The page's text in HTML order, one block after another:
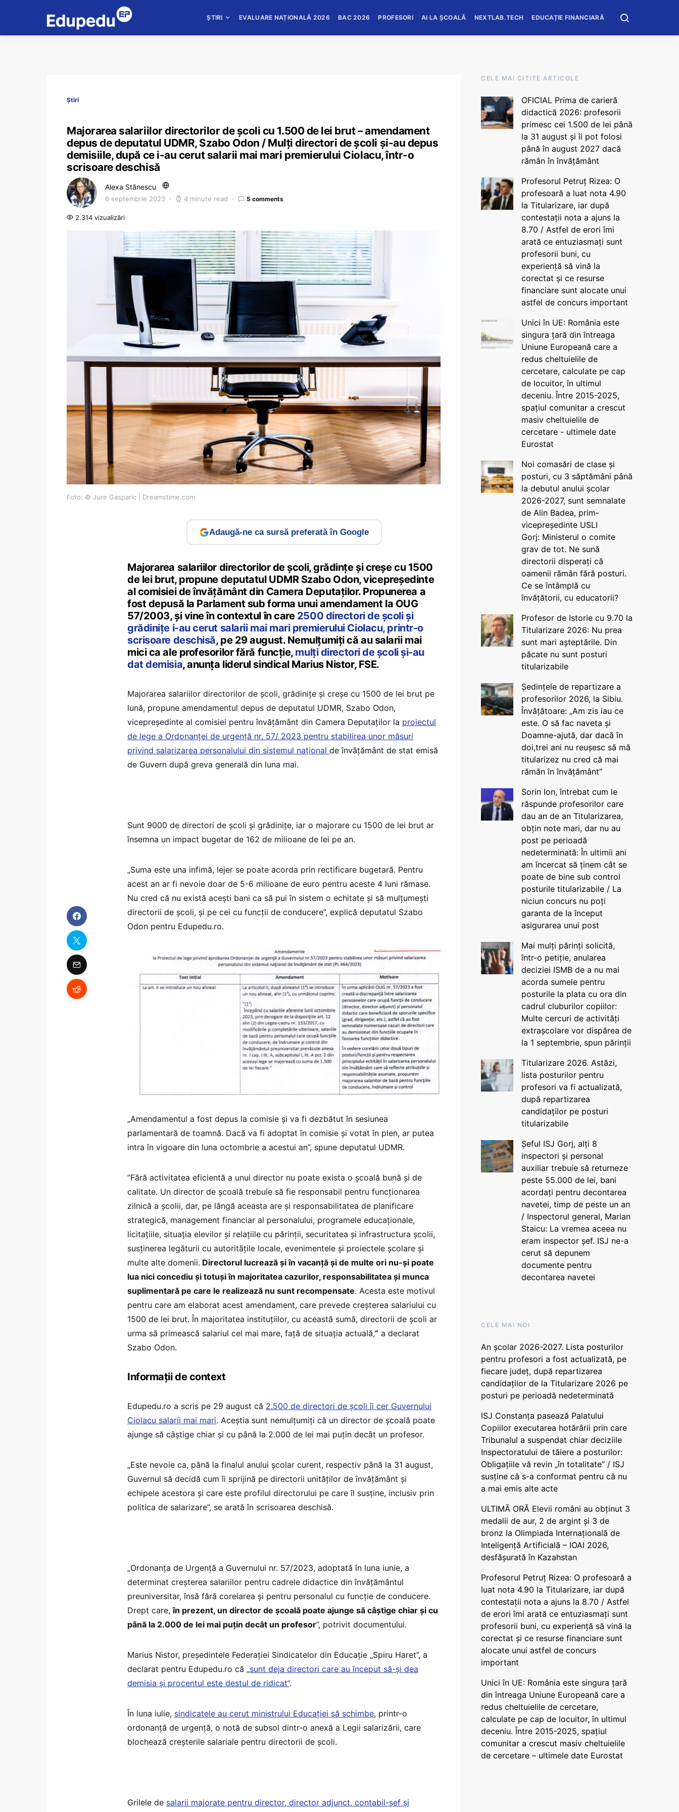
ȘTIRI EVALUARE NAȚIONALĂ 2026 BAC 2026 PROFESORI AI LA ȘCOALĂ NEXTLAB.TECH EDUCAȚIE FINANCIARĂ
Știri
Majorarea salariilor directorilor de școli cu 1.500 de lei brut – amendament
depus de deputatul UDMR, Szabo Odon / Mulți directori de școli și-au depus
demisiile, după ce i-au cerut salarii mai mari premierului Ciolacu, într-o
scrisoare deschisă
Alexa Stănescu
6 septembrie 2023 4 minute read 5 comments
2.314 vizualizări
Foto: © Jure Gasparic | Dreamstime.com
Adaugă-ne ca sursă preferată în Google
Majorarea salariilor directorilor de școli, grădințe și creșe cu 1500
de lei brut, propune deputatul UDMR Szabo Odon, vicepreședinte
al comisiei de învățământ din Camera Deputaților. Propunerea a
fost depusă la Parlament sub forma unui amendament la OUG
57/2003, și vine în contextul în care 2500 directori de școli și
grădinițe i-au cerut salarii mai mari premierului Ciolacu, printr-o
scrisoare deschisă, pe 29 august. Nemulțumiți că au salarii mai
mici ca ale profesorilor fără funcție, mulți directori de școli și-au
dat demisia, anunța liderul sindical Marius Nistor, FSE.
Majorarea salariilor directorilor de școli, grădinițe și creșe cu 1500 de lei brut pe
lună, propune amendamentul depus de deputatul UDMR, Szabo Odon,
vicepreședinte al comisiei pentru învățământ din Camera Deputaților la proiectul
de lege a Ordonanței de urgență nr. 57/ 2023 pentru stabilirea unor măsuri
privind salarizarea personalului din sistemul naţional de învăţământ de stat emisă
de Guvern după greva generală din luna mai.
Sunt 9000 de directori de școli și grădinițe, iar o majorare cu 1500 de lei brut ar
însemna un impact bugetar de 162 de milioane de lei pe an.
„Suma este una infimă, lejer se poate acorda prin rectificare bugetară. Pentru
acest an ar fi nevoie doar de 5-6 milioane de euro pentru aceste 4 luni rămase.
Nu cred că nu există acești bani ca să pui în sistem o echitate și să mulțumești
directorii de școli, și pe cei cu funcții de conducere”, explică deputatul Szabo
Odon pentru Edupedu.ro.
„Amendamentul a fost depus la comisie și va fi dezbătut în sesiunea
parlamentară de toamnă. Dacă va fi adoptat în comisie și votat în plen, ar putea
intra în vigoare din luna octombrie a acestui an”, spune deputatul UDMR.
“Fără activitatea eficientă a unui director nu poate exista o școală bună și de
calitate. Un director de școală trebuie să fie responsabil pentru funcționarea
zilnică a școlii, dar, pe lângă aceasta are și responsabilitatea de planificare
strategică, management financiar al personalului, programele educaționale,
licitațiile, situația elevilor și relațiile cu părinții, securitatea și infrastructura școlii,
susținerea legăturii cu autoritățile locale, evenimentele și proiectele școlare și
multe alte domenii. Directorul lucrează și în vacanță și de multe ori nu-și poate
lua nici concediu și totuși în majoritatea cazurilor, responsabilitatea și munca
suplimentară pe care le realizează nu sunt recompensate. Acesta este motivul
pentru care am elaborat acest amendament, care prevede creșterea salariului cu
1500 de lei brut. În majoritatea instituțiilor, cu această sumă, directorii de școli ar
urma să primească salariul cel mai mare, față de situația actuală,” a declarat
Szabo Odon.
Informații de context
Edupedu.ro a scris pe 29 august că 2.500 de directori de școli îi cer Guvernului
Ciolacu salarii mai mari. Aceștia sunt nemulțumiți că un director de școală poate
ajunge să câștige chiar și cu până la 2.000 de lei mai puțin decât un profesor.
„Este nevoie ca, până la finalul anului școlar curent, respectiv până la 31 august,
Guvernul să decidă cum îi sprijină pe directorii unităților de învățământ și
echipele acestora și care este profilul directorului pe care îl susține, inclusiv prin
politica de salarizare”, se arată în scrisoarea deschisă.
„Ordonanța de Urgență a Guvernului nr. 57/2023, adoptată în luna iunie, a
determinat creșterea salariilor pentru cadrele didactice din învățământul
preuniversitar, însă fără corelarea și pentru personalul cu funcție de conducere.
Drept care,în prezent, un director de școală poate ajunge să câștige chiar și cu
până la 2.000 de lei mai puțin decât un profesor”, potrivit documentului.
Marius Nistor, președintele Federației Sindicatelor din Educație „Spiru Haret”, a
declarat pentru Edupedu.ro că „sunt deja directori care au început să-și dea
demisia și procentul este destul de ridicat”.
În luna iulie, sindicatele au cerut ministrului Educației să schimbe, printr-o
ordonanță de urgență, o notă de subsol dintr-o anexă a Legii salarizării, care
blochează creșterile salariale pentru directorii de școli.
Grilele de salarii majorate pentru director, director adjunct, contabil-șef și
CELE MAI CITITE ARTICOLE
OFICIAL Prima de carieră
didactică 2026: profesorii
primesc cei 1.500 de lei până
la 31 august și îi pot folosi
până în august 2027 dacă
rămân în învățământ
Profesorul Petruț Rizea: O
profesoară a luat nota 4.90
la Titularizare, iar după
contestații nota a ajuns la
8.70 / Astfel de erori îmi
arată ce entuziasmați sunt
profesorii buni, cu
experiență să vină la
corectat și ce resurse
financiare sunt alocate unui
astfel de concurs important
Unici în UE: România este
singura țară din întreaga
Uniune Europeană care a
redus cheltuielile de
cercetare, calculate pe cap
de locuitor, în ultimul
deceniu. Între 2015-2025,
spațiul comunitar a crescut
masiv cheltuielile de
cercetare - ultimele date
Eurostat
Noi comasări de clase și
posturi, cu 3 săptămâni până
la debutul anului școlar
2026-2027, sunt semnalate
de Alin Badea, prim-
vicepreședinte USLI
Gorj: Ministerul o comite
grav de tot. Ne sună
directorii disperați că
oamenii rămân fără posturi.
Ce se întâmplă cu
învățătorii, cu educatorii?
Profesor de Istorie cu 9.70 la
Titularizare 2026: Nu prea
sunt mari așteptările. Din
păcate nu sunt posturi
titularizabile
Ședințele de repartizare a
profesorilor 2026, la Sibiu.
Învățătoare: „Am zis iau ce
este. O să fac naveta și
Doamne-ajută, dar dacă în
doi,trei ani nu reușesc să mă
titularizez nu cred că mai
rămân în învățământ”
Sorin Ion, întrebat cum le
răspunde profesorilor care
dau an de an Titularizarea,
obțin note mari, dar nu au
post pe perioadă
nedeterminată: În ultimii ani
am încercat să ținem cât se
poate de bine sub control
posturile titularizabile / La
niciun concurs nu poți
garanta de la început
asigurarea unui post
Mai mulți părinți solicită,
într-o petiție, anularea
deciziei ISMB de a nu mai
acorda sumele pentru
posturile la plata cu ora din
cadrul cluburilor copiilor:
Multe cercuri de activități
extrașcolare vor dispărea de
la 1 septembrie, spun părinții
Titularizare 2026. Astăzi,
lista posturilor pentru
profesori va fi actualizată,
după repartizarea
candidaților pe posturi
titularizabile
Șeful ISJ Gorj, alți 8
inspectori și personal
auxiliar trebuie să returneze
peste 55.000 de lei, bani
acordați pentru decontarea
navetei, timp de peste un an
/ Inspectorul general, Marian
Staicu: La vremea aceea nu
eram inspector șef. ISJ ne-a
cerut să depunem
documente pentru
decontarea navetei
CELE MAI NOI
An școlar 2026-2027. Lista posturilor
pentru profesori a fost actualizată, pe
fiecare județ, după repartizarea
candidaților de la Titularizare 2026 pe
posturi pe perioadă nedeterminată
ISJ Constanța pasează Palatului
Copiilor executarea hotărârii prin care
Tribunalul a suspendat chiar deciziile
Inspectoratului de tăiere a posturilor:
Obligațiile vă revin „în totalitate” / ISJ
susține că s-a conformat pentru că nu
a mai emis alte acte
ULTIMĂ ORĂ Elevii români au obținut 3
medalii de aur, 2 de argint și 3 de
bronz la Olimpiada Internațională de
Inteligență Artificială – IOAI 2026,
desfășurată în Kazahstan
Profesorul Petruț Rizea: O profesoară a
luat nota 4.90 la Titularizare, iar după
contestații nota a ajuns la 8.70 / Astfel
de erori îmi arată ce entuziasmați sunt
profesorii buni, cu experiență să vină la
corectat și ce resurse financiare sunt
alocate unui astfel de concurs
important
Unici în UE: România este singura țară
din întreaga Uniune Europeană care a
redus cheltuielile de cercetare,
calculate pe cap de locuitor, în ultimul
deceniu. Între 2015-2025, spațiul
comunitar a crescut masiv cheltuielile
de cercetare – ultimele date Eurostat